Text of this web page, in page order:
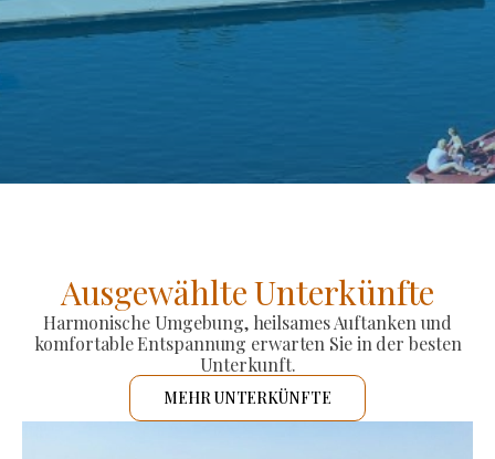
Ausgewählte Unterkünfte
Harmonische Umgebung, heilsames Auftanken und
komfortable Entspannung erwarten Sie in der besten
Unterkunft.
MEHR UNTERKÜNFTE